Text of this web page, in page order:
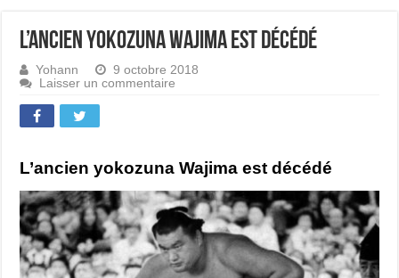
L’ancien yokozuna Wajima est décédé
Yohann
9 octobre 2018
Laisser un commentaire
L’ancien yokozuna Wajima est décédé